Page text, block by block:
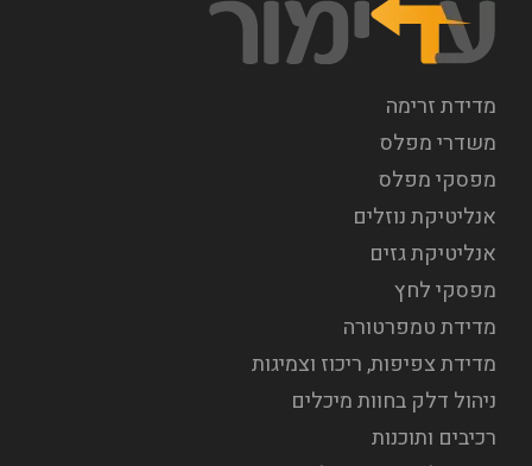
מדידת זרימה
משדרי מפלס
מפסקי מפלס
אנליטיקת נוזלים
אנליטיקת גזים
מפסקי לחץ
מדידת טמפרטורה
מדידת צפיפות, ריכוז וצמיגות
ניהול דלק בחוות מיכלים
רכיבים ותוכנות